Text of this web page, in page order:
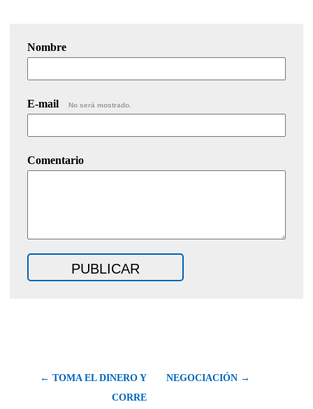
Nombre
E-mail No será mostrado.
Comentario
← TOMA EL DINERO Y
CORRE
NEGOCIACIÓN →